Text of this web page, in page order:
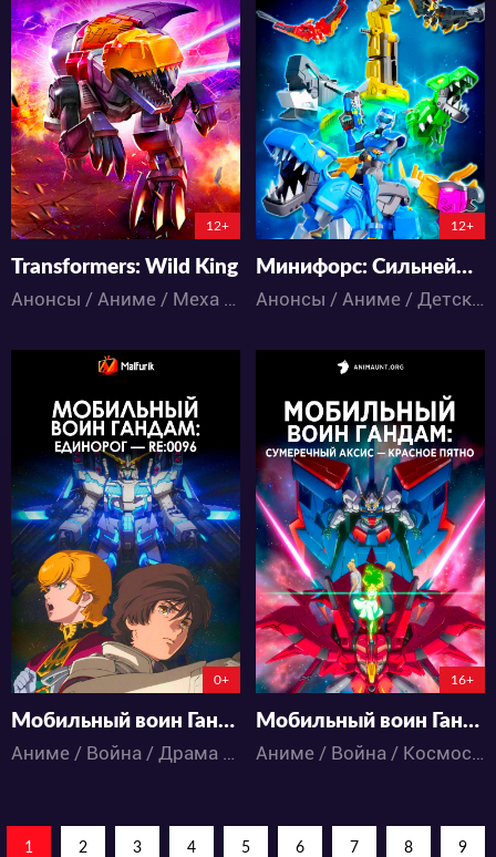
2090
6 0
0:0:0
12+
Transformers: Wild King
Анонсы / Аниме / Меха / Фантастика / Экшен
5119
8 0
0:0:0
12+
Минифорс: Сильнейший динозавр
Анонсы / Аниме / Детское / Меха / Экшен
9352
11 9
0+
Мобильный воин Гандам: Единорог — RE:0096
Аниме / Война / Драма / Космос / Меха / Фантастика / Экшен
4811
3 0
16+
Мобильный воин Гандам: Сумеречный Аксис — Красное пятно
Аниме / Война / Космос / Меха
1 2 3 4 5 6 7 8 9